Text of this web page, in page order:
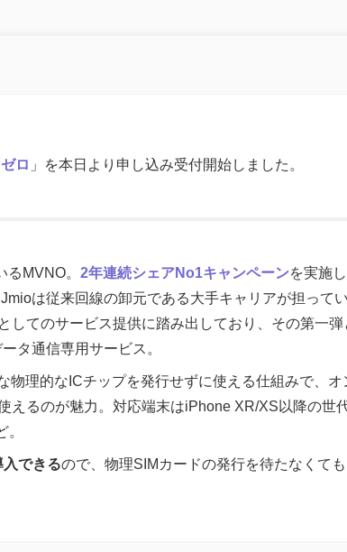
ロ 」を本日より申し込み受付開始しました。
MVNO。 2年連続シェアNo1キャンペーンを実施
は従来回線の卸元である大手キャリアが担って
してのサービス提供に踏み出しており、その第一
タ通信専用サービス。
物理的なICチップを発行せずに使える仕組みで、オ
えるのが魅力。対応端末はiPhone XR/XS以降の世
できるので、物理SIMカードの発行を待たなくて